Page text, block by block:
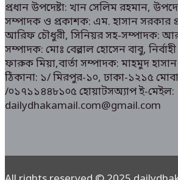
প্রধান উপদেষ্টা: খান সেলিম রহমান,
সম্পাদক ও প্রকাশক: এম. হাসান সরকার
আরিফ চৌধুরী, সিনিয়র সহ-সম্পাদক: আর
সম্পাদক: মোঃ বেল্লাল হোসেন বাবু,
ফারুক মিয়া,বার্তা সম্পাদক: মাহমুদ
ঠিকানা: ১/ মিরপুর-১০, ঢাকা-১২১৫
/০১৭১১৪৪৮১০৫ হোয়াটসঅ্যাপ ই-মেইল:
dailydhakamail.com@gmail.com